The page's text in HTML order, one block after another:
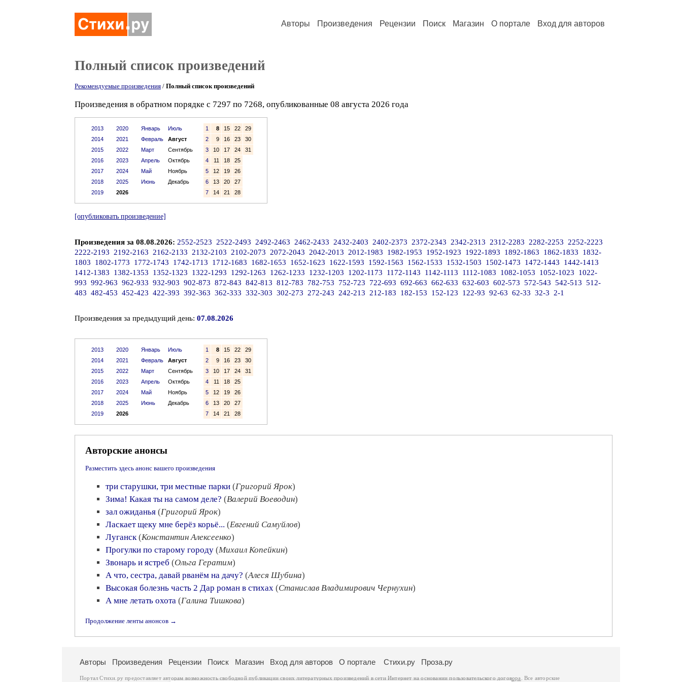
Авторы Произведения Рецензии Поиск Магазин О портале Вход для авторов
Полный список произведений
Рекомендуемые произведения / Полный список произведений
Произведения в обратном порядке с 7297 по 7268, опубликованные 08 августа 2026 года
2013
2014
2015
2016
2017
2018
2019
2020
2021
2022
2023
2024
2025
2026
Январь
Июль
Февраль
Август
Март
Сентябрь
Апрель
Октябрь
Май
Ноябрь
Июнь
Декабрь
1 8 15 22
29
2
9 16 23
30
3
10 17 24
31
4
11 18
25
5
12 19
26
6
13 20
27
7
14 21 28
[опубликовать произведение]
Произведения за 08.08.2026: 2552-2523 2522-2493 2492-2463 2462-2433 2432-2403 2402-2373 2372-2343 2342-2313 2312-2283 2282-2253
2252-2223
2222-2193
2192-2163 2162-2133 2132-2103 2102-2073 2072-2043 2042-2013 2012-1983 1982-1953 1952-1923 1922-1893 1892-1863 1862-1833
1832-
1803
1802-1773 1772-1743 1742-1713 1712-1683 1682-1653 1652-1623 1622-1593 1592-1563 1562-1533 1532-1503 1502-1473 1472-1443
1442-1413
1412-1383
1382-1353 1352-1323 1322-1293 1292-1263 1262-1233 1232-1203 1202-1173 1172-1143 1142-1113 1112-1083 1082-1053 1052-1023
1022-
993 992-963 962-933 932-903 902-873 872-843 842-813 812-783 782-753 752-723 722-693 692-663 662-633 632-603 602-573 572-543 542-513 512-
483 482-453 452-423 422-393 392-363 362-333 332-303 302-273 272-243 242-213 212-183 182-153 152-123 122-93 92-63 62-33 32-3 2-1
Произведения за предыдущий день: 07.08.2026
2013
2014
2015
2016
2017
2018
2019
2020
2021
2022
2023
2024
2025
2026
Январь
Июль
Февраль
Август
Март
Сентябрь
Апрель
Октябрь
Май
Ноябрь
Июнь
Декабрь
1 8 15 22
29
2
9 16 23
30
3
10 17 24
31
4
11 18
25
5
12 19
26
6
13 20
27
7
14 21 28
Авторские анонсы
Разместить здесь анонс вашего произведения
три старушки, три местные парки (Григорий Ярок)
Зима! Какая ты на самом деле? (Валерий Воеводин)
зал ожиданья (Григорий Ярок)
Ласкает щеку мне берёз корьё... (Евгений Самуйлов)
Луганск(Константин Алексеенко)
Прогулки по старому городу (Михаил Копейкин)
Звонарь и ястреб (Ольга Гератим)
А что, сестра, давай рванём на дачу? (Алеся Шубина)
Высокая болезнь часть 2 Дар роман в стихах (Станислав Владимирович Чернухин)
А мне летать охота (Галина Тишкова)
Продолжение ленты анонсов →
Авторы Произведения Рецензии Поиск Магазин Вход для авторов О портале Стихи.ру Проза.ру
Портал Стихи.ру предоставляет авторам возможность свободной публикации своих литературных произведений в сети Интернет на основаниипользовательского договора . Все авторские